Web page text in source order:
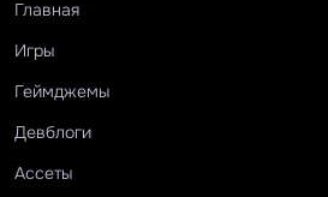
Главная
Игры
Геймджемы
Девблоги
Ассеты